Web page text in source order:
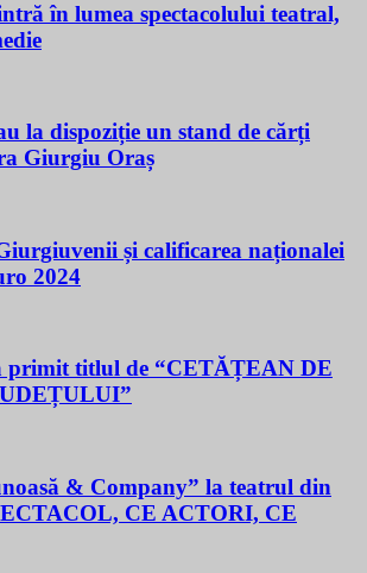
în lumea spectacolului teatral,
la dispoziție un stand de cărți
Giurgiu Oraș
și calificarea naționalei
2024
primit titlul de “CETĂȚEAN DE
& Company” la teatrul din
CE ACTORI, CE